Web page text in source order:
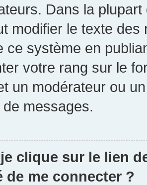
Dans la
modifier le texte
ce système en
votre rang sur le
un modérateur ou
messages.
clique sur le lien
de me connecter ?